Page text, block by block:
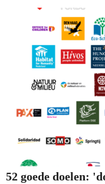
sprekers van de dag over
voor de filantropische
met Siep Wijsenbeek
eerste aflevering al te
van het ministerie van
52 goede doelen: